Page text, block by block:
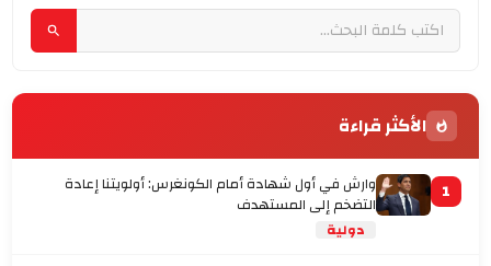
الأكثر قراءة
1 وارش في أول شهادة أمام الكونغرس: أولويتنا إعادة
التضخم إلى المستهدف
دولية